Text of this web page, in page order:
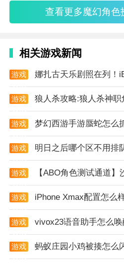
时激怒两名小丑并唤醒其他怪
损小丑帽随风滚动。
1. 剧情架构：以“接纳自我”与“
通过马戏团成员的怪诞故事探
如腹黑萝莉小红帽的双重人格
念。
2. 谜题设计：融合拼图、密码
需利用褪色照片中的阴影角度
客人对话碎片拼凑马戏团团长
3. 动态天气系统：暴雨、浓雾
效果，例如雷暴天气会暴露隐
需依靠声音判断敌人位置。
4. 角色成长体系：通过任务解
性，例如多次成功躲避追捕可
续解谜的容错率。
查看更多魔幻角色
相关游戏新闻
游戏
娜扎古天乐剧照在列！
游戏
狼人杀攻略:狼人杀神职
游戏
梦幻西游手游蜃蛇怎么
游戏
明日之后哪个区不用排
游戏
【ABO角色测试通道
游戏
iPhone Xmax配置怎么
游戏
vivox23语音助手怎么唤
游戏
蚂蚁庄园小鸡被揍怎么